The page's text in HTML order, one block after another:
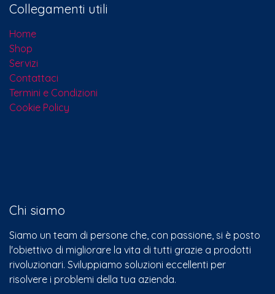
Collegamenti utili
Home
Shop
Servizi
Contattaci​
Termini e Condizioni
Cookie Policy
Chi siamo
Siamo un team di persone che, con passione, si è posto
l'obiettivo di migliorare la vita di tutti grazie a prodotti
rivoluzionari. Sviluppiamo soluzioni eccellenti per
risolvere i problemi della tua azienda.